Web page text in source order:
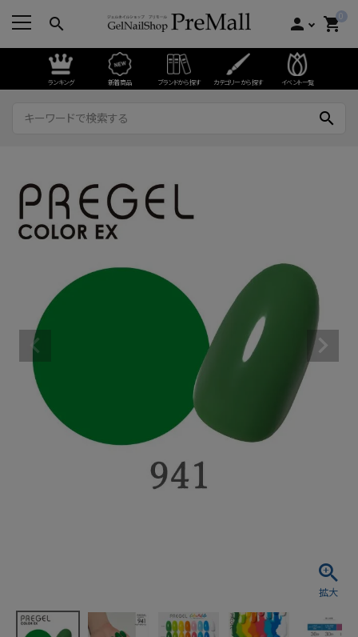
search person 0
shopping_cart
ランキング 新着商品 ブランドから探す カテゴリーから探す イベント一覧
search